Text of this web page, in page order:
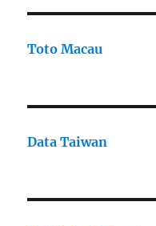
Toto Macau
Data Taiwan